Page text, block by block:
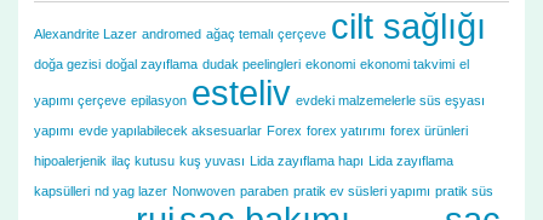
Alexandrite Lazer andromed ağaç temalı çerçeve cilt sağlığı
doğa gezisi doğal zayıflama dudak peelingleri ekonomi ekonomi takvimi el
yapımı çerçeve epilasyon esteliv evdeki malzemelerle süs eşyası
yapımı evde yapılabilecek aksesuarlar Forex forex yatırımı forex ürünleri
hipoalerjenik ilaç kutusu kuş yuvası Lida zayıflama hapı Lida zayıflama
kapsülleri nd yag lazer Nonwoven paraben pratik ev süsleri yapımı pratik süs